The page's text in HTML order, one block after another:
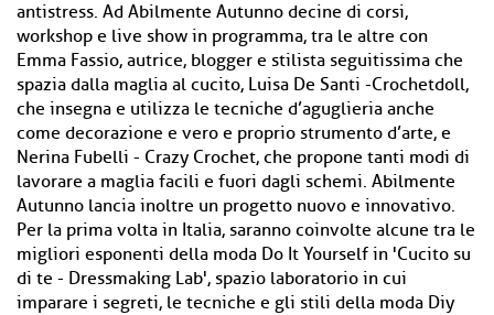
antistress. Ad Abilmente Autunno decine di corsi,
workshop e live show in programma, tra le altre con
Emma Fassio, autrice, blogger e stilista seguitissima che
spazia dalla maglia al cucito, Luisa De Santi -Crochetdoll,
che insegna e utilizza le tecniche d’aguglieria anche
come decorazione e vero e proprio strumento d’arte, e
Nerina Fubelli - Crazy Crochet, che propone tanti modi di
lavorare a maglia facili e fuori dagli schemi. Abilmente
Autunno lancia inoltre un progetto nuovo e innovativo.
Per la prima volta in Italia, saranno coinvolte alcune tra le
migliori esponenti della moda Do It Yourself in 'Cucito su
di te - Dressmaking Lab', spazio laboratorio in cui
imparare i segreti, le tecniche e gli stili della moda Diy